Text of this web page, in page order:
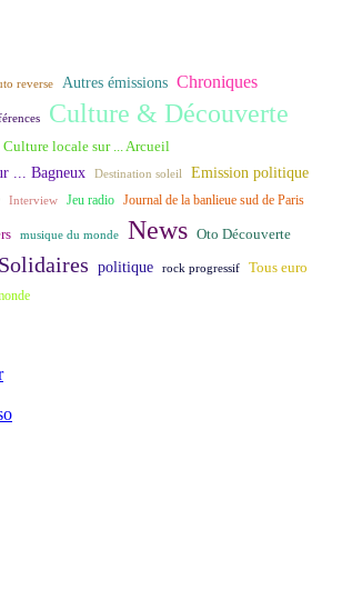
reverse Autres émissions Chroniques
Culture & Découverte
Culture locale sur ... Arcueil
... Bagneux Destination soleil Emission politique
Interview Jeu radio Journal de la banlieue sud de Paris
musique du monde News Oto Découverte
politique rock progressif Tous euro